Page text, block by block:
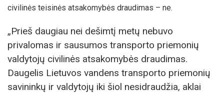
civilinės teisinės atsakomybės draudimas – ne.
„Prieš daugiau nei dešimtį metų nebuvo
privalomas ir sausumos transporto priemonių
valdytojų civilinės atsakomybės draudimas.
Daugelis Lietuvos vandens transporto priemonių
savininkų ir valdytojų iki šiol nesidraudžia, aklai